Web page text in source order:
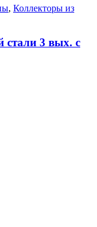
, Коллекторы из
стали 3 вых. с